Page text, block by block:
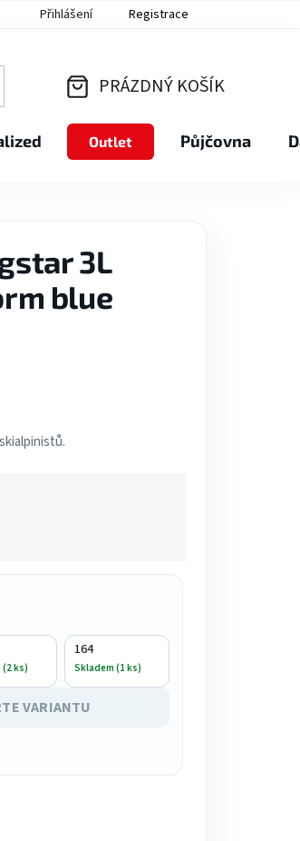
Přihlášení Registrace
KOŠÍK
PRÁZDNÝ KOŠÍK
Outlet Půjčovna
3L
blue
ks)
164
Skladem (1 ks)
VARIANTU